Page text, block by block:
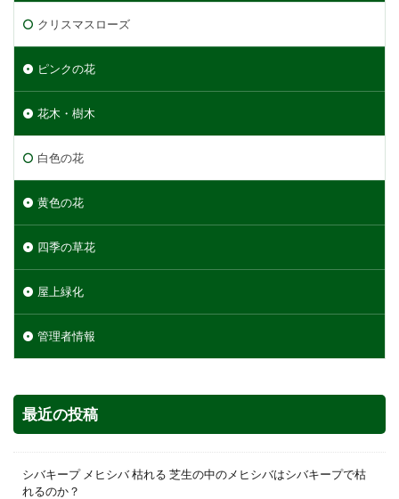
クリスマスローズ
ピンクの花
花木・樹木
白色の花
黄色の花
四季の草花
屋上緑化
管理者情報
最近の投稿
シバキープ メヒシバ 枯れる 芝生の中のメヒシバはシバキープで枯
れるのか？